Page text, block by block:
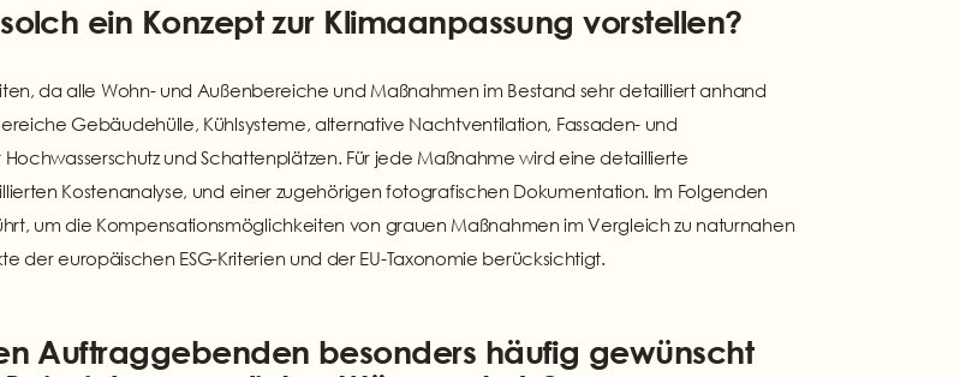
ein Konzept zur Klimaanpassung vorstellen?
da alle Wohn- und Außenbereiche und Maßnahmen im Bestand sehr detailliert anhand
Gebäudehülle, Kühlsysteme, alternative Nachtventilation, Fassaden- und
und Schattenplätzen. Für jede Maßnahme wird eine detaillierte
Kostenanalyse, und einer zugehörigen fotografischen Dokumentation. Im Folgenden
um die Kompensationsmöglichkeiten von grauen Maßnahmen im Vergleich zu naturnahen
der europäischen ESG-Kriterien und der EU-Taxonomie berücksichtigt.
Auftraggebenden besonders häufig gewünscht